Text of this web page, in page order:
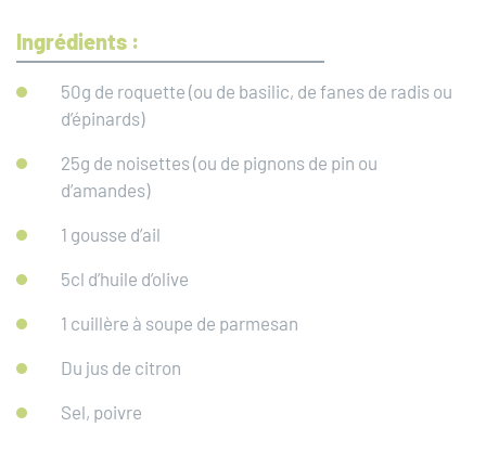
Ingrédients :
50g de roquette (ou de basilic, de fanes de radis ou
d’épinards)
25g de noisettes (ou de pignons de pin ou
d’amandes)
1 gousse d’ail
5cl d’huile d’olive
1 cuillère à soupe de parmesan
Du jus de citron
Sel, poivre